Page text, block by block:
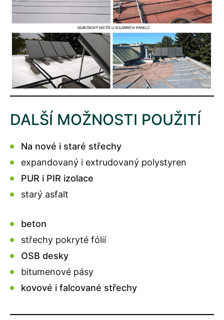
DALŠÍ MOŽNOSTI POUŽITÍ
Na nové i staré střechy
expandovaný i extrudovaný polystyren
PUR i PIR izolace
starý asfalt
beton
střechy pokryté fólií
OSB desky
bitumenové pásy
kovové i falcované střechy